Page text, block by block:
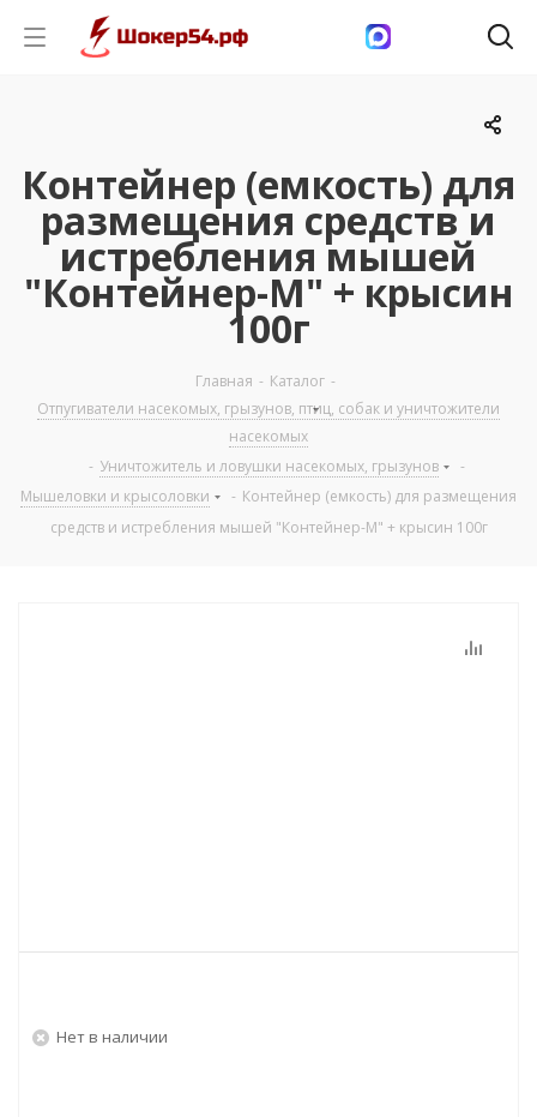
Контейнер (емкость) для
размещения средств и
истребления мышей
"Контейнер-М" + крысин
100г
Главная - Каталог -
Отпугиватели насекомых, грызунов, птиц, собак и уничтожители
насекомых
- Уничтожитель и ловушки насекомых, грызунов
-
Мышеловки и крысоловки
- Контейнер (емкость) для размещения
средств и истребления мышей "Контейнер-М" + крысин 100г
Нет в наличии